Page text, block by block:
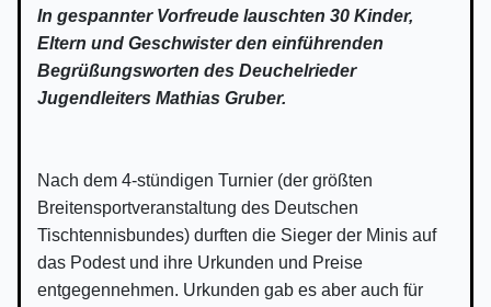
In gespannter Vorfreude lauschten 30 Kinder,
Eltern und Geschwister den einführenden
Begrüßungsworten des Deuchelrieder
Jugendleiters Mathias Gruber.
Nach dem 4-stündigen Turnier (der größten
Breitensportveranstaltung des Deutschen
Tischtennisbundes) durften die Sieger der Minis auf
das Podest und ihre Urkunden und Preise
entgegennehmen. Urkunden gab es aber auch für